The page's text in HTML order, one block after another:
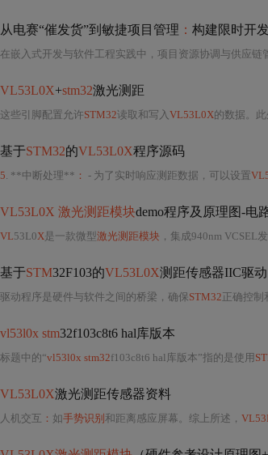
从电赛“催发货”到敏捷项目管理 ： 构建限时开
VL53L0X+stm32激光测距
这些引脚配置允许STM32读取和写入VL53L0X的数据。
基于STM32的VL53L0X程序源码
5. **中断处理** ： - 为了实时响应测距数据，可以设置
VL53L0X 激光测距模块demo程序及原理图-电
VL53L0X是一款微型激光测距模块 ，集成940nm VCSEL发射器与
基于STM32F103的VL53L0X测距传感器IIC驱动
驱动程序是硬件与软件之间的桥梁，确保STM32正确控制
vl53l0x stm32f103c8t6 hal库版本
标题中的“vl53l0x stm32f103c8t6 hal库版本”指的是使用
VL53L0X激光测距传感器资料
人机交互 ： 如手势识别 和距离感应屏幕。综上所述，